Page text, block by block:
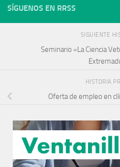
SÍGUENOS EN RRSS
SIGUIENTE
Seminario «La Ciencia
HISTORIA
Oferta de empleo en